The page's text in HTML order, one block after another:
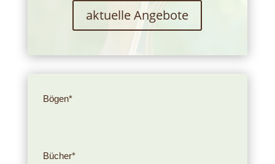
aktuelle Angebote
Bögen*
Bücher*